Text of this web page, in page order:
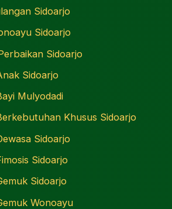
Sidoarjo
Sidoarjo
Sidoarjo
Sidoarjo
Mulyodadi
Khusus Sidoarjo
Sidoarjo
Sidoarjo
Sidoarjo
Wonoayu